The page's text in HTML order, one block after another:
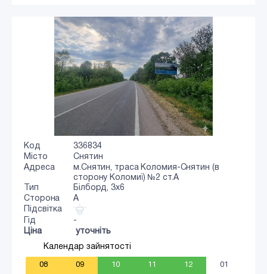
Код
336834
Місто
Снятин
Адреса
м.Снятин, траса Коломия-Снятин (в
сторону Коломиї) №2 ст.А
Тип
Білборд, 3х6
Сторона
A
Підсвітка
Гід
-
Ціна
уточніть
Календар зайнятості
08 09 10 11 12 01